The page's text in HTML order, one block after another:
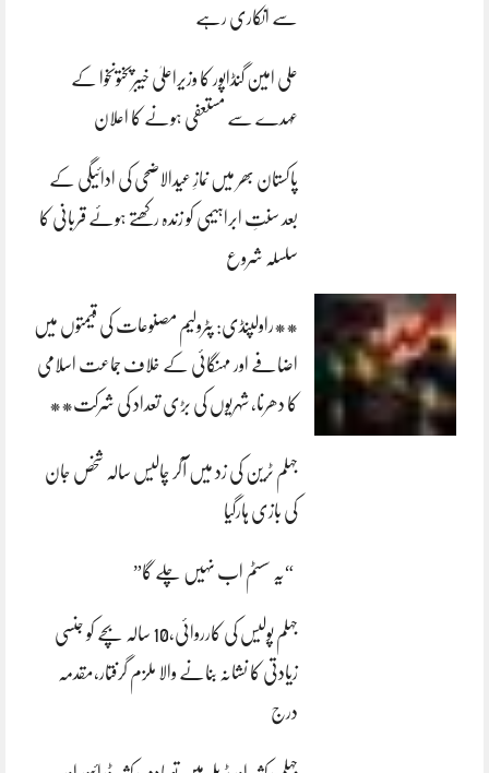
سے انکاری رہے
علی امین گنڈاپور کا وزیراعلیٰ خیبرپختونخوا کے
عہدے سے مستعفی ہونے کا اعلان
پاکستان بھر میں نمازِ عیدالاضحی کی ادائیگی کے
بعد سنتِ ابراہیمی کو زندہ رکھتے ہوئے قربانی کا
سلسلہ شروع
**راولپنڈی: پٹرولیم مصنوعات کی قیمتوں میں
اضافے اور مہنگائی کے خلاف جماعت اسلامی
کا دھرنا، شہریوں کی بڑی تعداد کی شرکت**
جہلم ٹرین کی زد میں آکر چالیس سالہ شخص جان
کی بازی ہارگیا
“یہ سسٹم اب نہیں چلے گا”
جہلم پولیس کی کارروائی،10 سالہ بچے کو جنسی
زیادتی کا نشانہ بنانے والا ملزم گرفتار،مقدمہ
درج